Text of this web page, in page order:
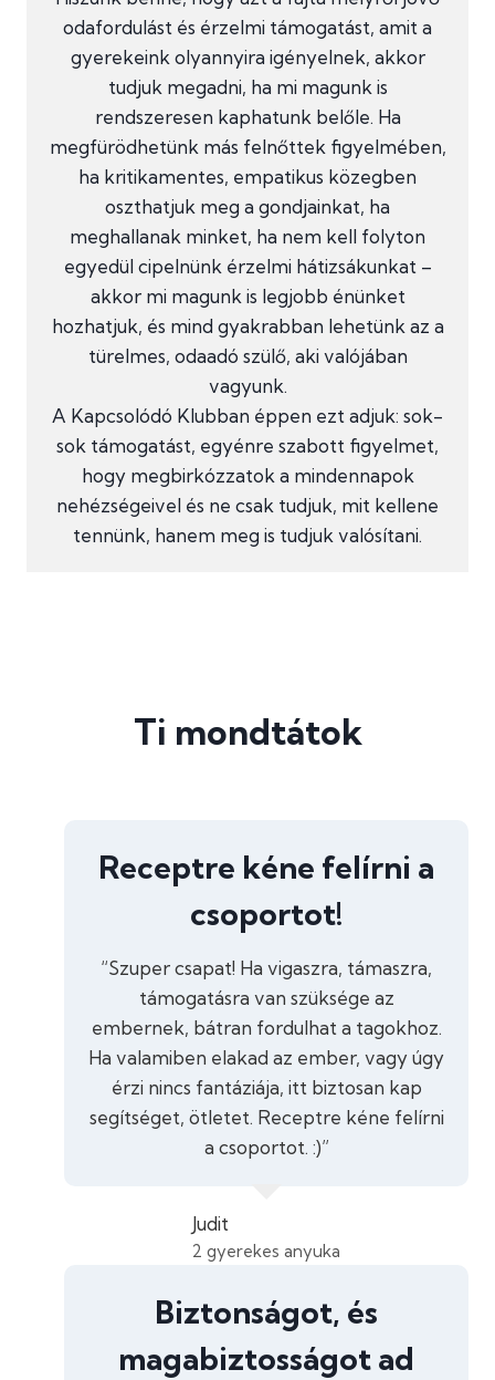
odafordulást és érzelmi támogatást, amit a
gyerekeink olyannyira igényelnek, akkor
tudjuk megadni, ha mi magunk is
rendszeresen kaphatunk belőle. Ha
megfürödhetünk más felnőttek figyelmében,
ha kritikamentes, empatikus közegben
oszthatjuk meg a gondjainkat, ha
meghallanak minket, ha nem kell folyton
egyedül cipelnünk érzelmi hátizsákunkat –
akkor mi magunk is legjobb énünket
hozhatjuk, és mind gyakrabban lehetünk az a
türelmes, odaadó szülő, aki valójában
vagyunk.
A Kapcsolódó Klubban éppen ezt adjuk: sok-
sok támogatást, egyénre szabott figyelmet,
hogy megbirkózzatok a mindennapok
nehézségeivel és ne csak tudjuk, mit kellene
tennünk, hanem meg is tudjuk valósítani.
Ti mondtátok
Receptre kéne felírni a
csoportot!
“Szuper csapat! Ha vigaszra, támaszra,
támogatásra van szüksége az
embernek, bátran fordulhat a tagokhoz.
Ha valamiben elakad az ember, vagy úgy
érzi nincs fantáziája, itt biztosan kap
segítséget, ötletet. Receptre kéne felírni
a csoportot. :)”
Judit
2 gyerekes anyuka
Biztonságot, és
magabiztosságot ad